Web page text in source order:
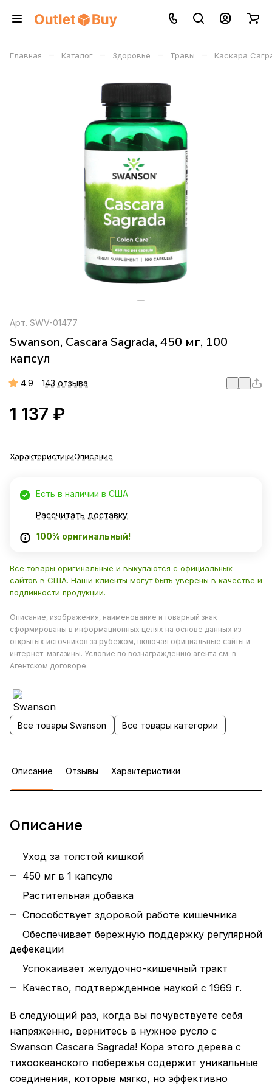
Главная – Каталог – Здоровье – Травы – Каскара
Арт. SWV-01477
Swanson, Cascara Sagrada, 450 мг, 100
капсул
4.9 143 отзыва
1 137 ₽
ХарактеристикиОписание
Есть в наличии в США
Рассчитать доставку
100% оригинальный!
Все товары оригинальные и выкупаются с официальных
сайтов в США. Наши клиенты могут быть уверены в качестве и
подлинности продукции.
Описание, изображения, наименование и товарный знак
сформированы в информационных целях на основе данных из
открытых источников за рубежом, включая официальные сайты и
интернет-магазины. Условие по вознаграждению агента см. в
Агентском договоре.
Все товары Swanson Все товары категории
Описание Отзывы Характеристики
Описание
Уход за толстой кишкой
450 мг в 1 капсуле
Растительная добавка
Способствует здоровой работе кишечника
Обеспечивает бережную поддержку регулярной
дефекации
Успокаивает желудочно-кишечный тракт
Качество, подтвержденное наукой с 1969 г.
В следующий раз, когда вы почувствуете себя
напряженно, вернитесь в нужное русло с
Swanson Cascara Sagrada! Кора этого дерева с
тихоокеанского побережья содержит уникальные
соединения, которые мягко, но эффективно